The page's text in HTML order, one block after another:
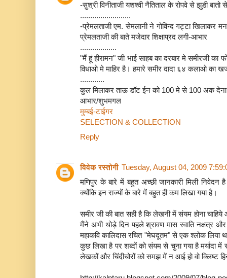
-सुश्री विनीताजी यशश्वी नैतिताल के रोपवे से झुडी
.........................
-प्रेमलताजी एम. सेमलानी ने गोविन्द गट्टा खिलाकर
प्रेमलताजी की बाते मजेदार शिक्षाप्रद लगी-आभार
..................
"मैं हूं हीरामन" जी भाई साहब का दरबार मे समीरजी
विधाओ मे माहिर है। हमारे समीर दादा ६४ कलाओ का
............
कुल मिलाकर ताऊ डॉट ईन को 100 मे से 100 अक देना
आभार/शुभमगल
मुम्बई-टाईगर
SELECTION & COLLECTION
Reply
विवेक रस्तोगी Tuesday, August 04, 2009
मणिपुर के बारे में बहुत अच्छी जानकारी मिली निवेदन है
क्योंकि इन राज्यों के बारे में बहुत ही कम लिखा गया है।
समीर जी की बात सही है कि लेखनी में संयम होना
मैंने अभी थोड़े दिन पहले श्रावण मास स्वाति नक्षत्र
महाकवि कालिदास रचित "मेघदूतम" से एक श्लोक लिया
कुछ लिखा है पर शब्दों को संयम से चुना गया है मर्यादा
लेखकों और चिंदीचोरों को समझ में न आई हो वो क्लिष्ट